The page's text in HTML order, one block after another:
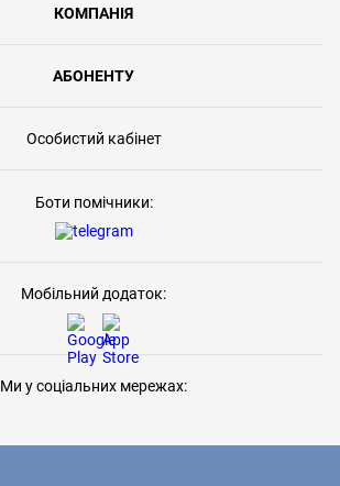
КОМПАНІЯ
АБОНЕНТУ
Особистий кабінет
Боти помічники:
Мобільний додаток:
Ми у соціальних мережах: